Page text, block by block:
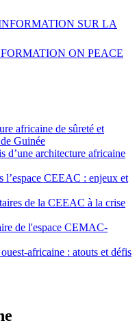
SUR LA
ON PEACE
africaine de sûreté et
Guinée
d’une architecture africaine
l’espace CEEAC : enjeux et
de la CEEAC à la crise
de l'espace CEMAC-
africaine : atouts et défis